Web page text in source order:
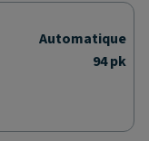
Automatique
94 pk